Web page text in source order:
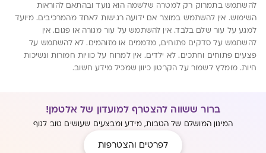
להשתמש בתמרוק רק למטרה שלשמה הוא נועד ובהתאם להוראות
השימוש. אין להשתמש במוצר אם ידועה רגישות לאחד מהמרכיבים. מיועד
למגע על עור שלם בלבד. אין להשתמש על עור מגורה או פגום. אין
להשתמש על סדקים פתוחים, מדממים או מזוהמים. לא להשתמש על
פצעים פתוחים וחתכים. לא ילדים. אין למרוח על כוויות חמורות ונשיכות
חיות. מומלץ לשמור על הקרטון כיוון שמכיל מידע חשוב.
ברור ששווה להצטרף למועדון של אלטמן!
המינון המושלם של הטבות, מידע ומבצעים שעושים טוב לגוף
לפרטים והצטרפות